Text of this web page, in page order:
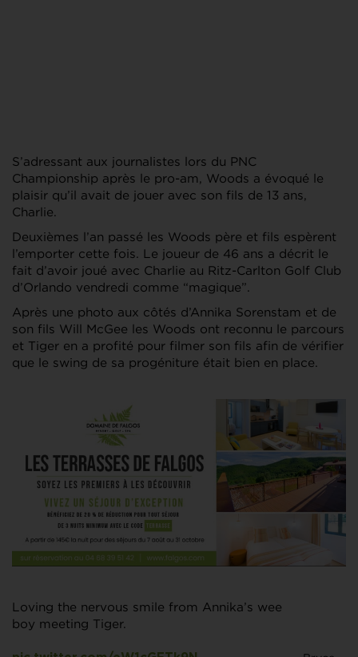
S’adressant aux journalistes lors du PNC
Championship après le pro-am, Woods a évoqué le
plaisir qu’il avait de jouer avec son fils de 13 ans,
Charlie.
Deuxièmes l’an passé les Woods père et fils espèrent
l’emporter cette fois. Le joueur de 46 ans a décrit le
fait d’avoir joué avec Charlie au Ritz-Carlton Golf Club
d’Orlando vendredi comme “magique”.
Après une photo aux côtés d’Annika Sorenstam et de
son fils Will McGee les Woods ont reconnu le parcours
et Tiger en a profité pour filmer son fils afin de vérifier
que le swing de sa progéniture était bien en place.
Loving the nervous smile from Annika’s wee
boy meeting Tiger.